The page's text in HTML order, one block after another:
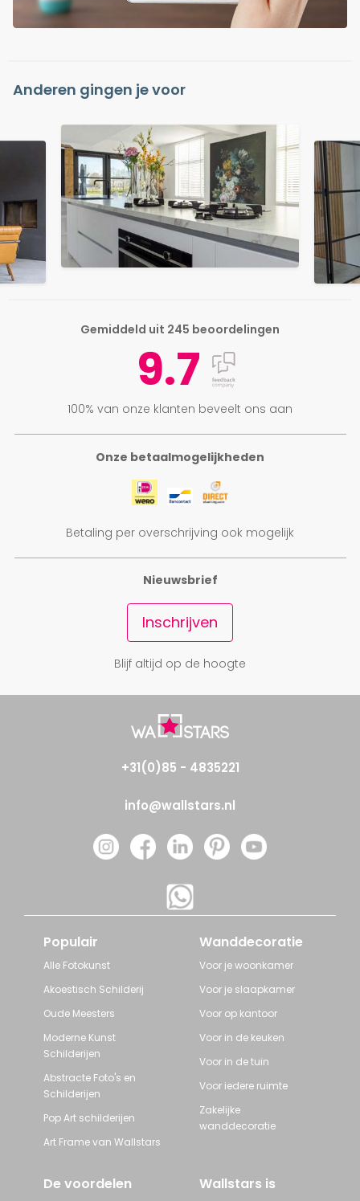
Anderen gingen je voor
Onze betaalmogelijkheden
Betaling per overschrijving ook mogelijk
Gemiddeld uit 245 beoordelingen
9.7
100% van onze klanten beveelt ons aan
Nieuwsbrief
Inschrijven
Blijf altijd op de hoogte
+31(0)85 - 4835221
info@wallstars.nl
Populair
Alle Fotokunst
Akoestisch Schilderij
Oude Meesters
Moderne Kunst
Schilderijen
Abstracte Foto's en
Schilderijen
Pop Art schilderijen
Art Frame van Wallstars
Wanddecoratie
Voor je woonkamer
Voor je slaapkamer
Voor op kantoor
Voor in de keuken
Voor in de tuin
Voor iedere ruimte
Zakelijke
wanddecoratie
De voordelen Wallstars is